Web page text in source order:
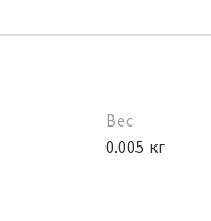
Вес
0.005 кг